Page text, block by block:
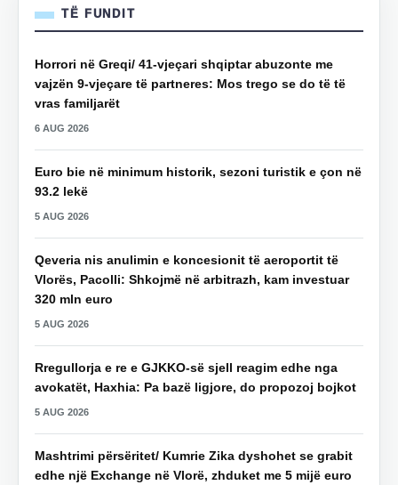
TË FUNDIT
Horrori në Greqi/ 41-vjeçari shqiptar abuzonte me
vajzën 9-vjeçare të partneres: Mos trego se do të të
vras familjarët
6 AUG 2026
Euro bie në minimum historik, sezoni turistik e çon në
93.2 lekë
5 AUG 2026
Qeveria nis anulimin e koncesionit të aeroportit të
Vlorës, Pacolli: Shkojmë në arbitrazh, kam investuar
320 mln euro
5 AUG 2026
Rregullorja e re e GJKKO-së sjell reagim edhe nga
avokatët, Haxhia: Pa bazë ligjore, do propozoj bojkot
5 AUG 2026
Mashtrimi përsëritet/ Kumrie Zika dyshohet se grabit
edhe një Exchange në Vlorë, zhduket me 5 mijë euro